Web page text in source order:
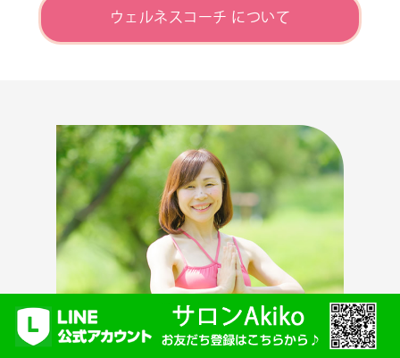
ウェルネスコーチ について